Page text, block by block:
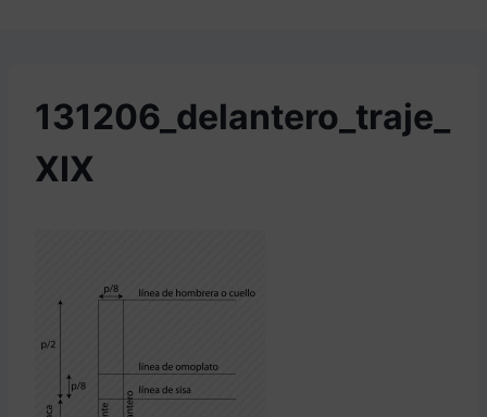
131206_delantero_traje_
XIX